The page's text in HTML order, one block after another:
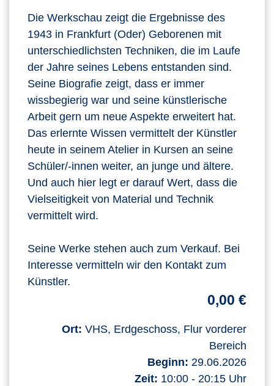
Die Werkschau zeigt die Ergebnisse des
1943 in Frankfurt (Oder) Geborenen mit
unterschiedlichsten Techniken, die im Laufe
der Jahre seines Lebens entstanden sind.
Seine Biografie zeigt, dass er immer
wissbegierig war und seine künstlerische
Arbeit gern um neue Aspekte erweitert hat.
Das erlernte Wissen vermittelt der Künstler
heute in seinem Atelier in Kursen an seine
Schüler/-innen weiter, an junge und ältere.
Und auch hier legt er darauf Wert, dass die
Vielseitigkeit von Material und Technik
vermittelt wird.
Seine Werke stehen auch zum Verkauf. Bei
Interesse vermitteln wir den Kontakt zum
Künstler.
0,00 €
Ort: VHS, Erdgeschoss, Flur vorderer
Bereich
Beginn: 29.06.2026
Zeit: 10:00 - 20:15 Uhr